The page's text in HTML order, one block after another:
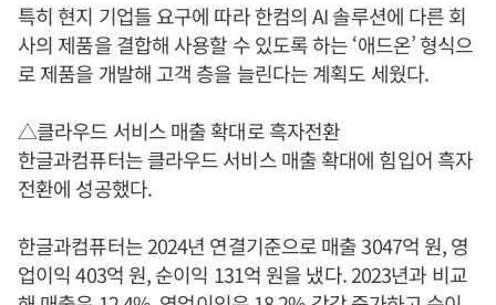
특히 현지 기업들 요구에 따라 한컴의 AI 솔루션에 다른 회
사의 제품을 결합해 사용할 수 있도록 하는 ‘애드온’ 형식으
로 제품을 개발해 고객 층을 늘린다는 계획도 세웠다.
△클라우드 서비스 매출 확대로 흑자전환
한글과컴퓨터는 클라우드 서비스 매출 확대에 힘입어 흑자
전환에 성공했다.
한글과컴퓨터는 2024년 연결기준으로 매출 3047억 원, 영
업이익 403억 원, 순이익 131억 원을 냈다. 2023년과 비교